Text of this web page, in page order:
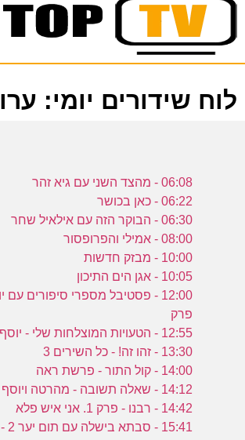
לוח שידורים יומי: ערוץ 11 כאן 26-08-
06:08 - מהצד השני עם גיא זהר
06:22 - כאן בכושר
06:30 - הבוקר הזה עם אילאיל שחר
08:00 - אמילי והפרופסור
10:00 - מבזק חדשות
10:05 - אגן הים התיכון
12:00 - פסטיבל מספרי סיפורים עם
פרק
12:55 - הטעויות המוצלחות שלי - יוסף סוייד
13:30 - זהו זה! - כל השירים 3
14:00 - קול התור - פרשת ראה
14:12 - שאלה תשובה - מהרטה ויוסף
14:42 - רבנו - פרק 1. אני איש פלא
15:41 - סבתא בישלה עם תום יער 2 - פרק 2